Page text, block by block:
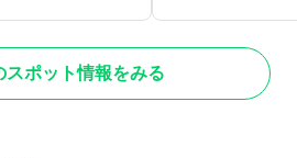
に触れたい方におす
のある博物館です
たことで新たな展示
り。2つの塔のうち
れ、多くの観光客
は美しいチューリッ
スポット情報をみる